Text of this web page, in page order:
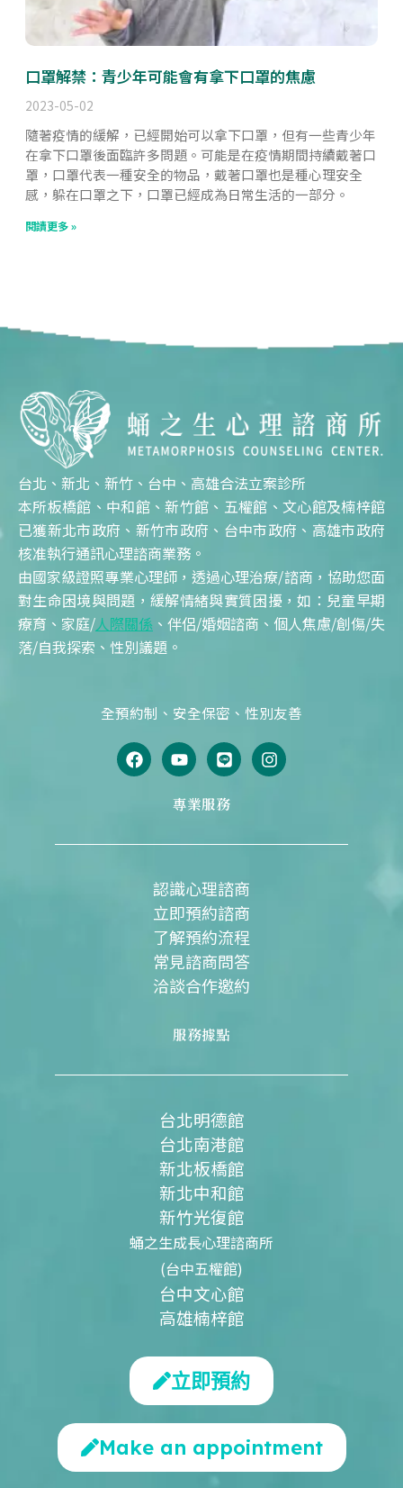
口罩解禁：青少年可能會有拿下口罩的焦慮
2023-05-02
隨著疫情的緩解，已經開始可以拿下口罩，但有一些青少年
在拿下口罩後面臨許多問題。可能是在疫情期間持續戴著口
罩，口罩代表一種安全的物品，戴著口罩也是種心理安全
感，躲在口罩之下，口罩已經成為日常生活的一部分。
閱讀更多 »
台北、新北、新竹、台中、高雄合法立案診所
本所板橋館、中和館、新竹館、五權館、文心館及楠梓館
已獲新北市政府、新竹市政府、台中市政府、高雄市政府
核准執行通訊心理諮商業務。
由國家級證照專業心理師，透過心理治療/諮商，協助您面
對生命困境與問題，緩解情緒與實質困擾，如：兒童早期
療育、家庭/人際關係 、伴侶/婚姻諮商、個人焦慮/創傷/失
落/自我探索、性別議題。
全預約制、安全保密、性別友善
F
a
c
o
Y
o
u
t
u
e
L
i
n
e
I
n
s
r
專業服務
認識心理諮商
立即預約諮商
了解預約流程
常見諮商問答
洽談合作邀約
服務據點
台北明德館
台北南港館
新北板橋館
新北中和館
新竹光復館
蛹之生成長心理諮商所
(台中五權館)
台中文心館
高雄楠梓館
立即預約
Make an appointment